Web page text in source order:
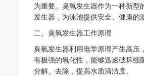
为重要。臭氧发生器作为一种新
发生器，为泳池提供安全、健康的
二、臭氧发生器工作原理
臭氧发生器利用电学原理产生高压
有极强的氧化性，能够迅速破坏
分解、去除，提高水质清洁度。